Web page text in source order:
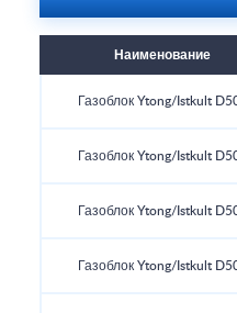
Наименование
Газоблок Ytong/Istkult
Газоблок Ytong/Istkult
Газоблок Ytong/Istkult
Газоблок Ytong/Istkult